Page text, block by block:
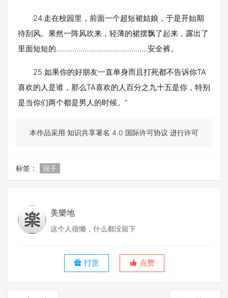
24.走在校园里，前面一个超短裙姑娘，于是开始期
待刮风。果然一阵风吹来，轻薄的裙摆飘了起来，露出了
里面短短的………………………………………安全裤。
25.如果你的好朋友一直单身而且打死都不告诉你TA
喜欢的人是谁，那么TA喜欢的人百分之九十五是你，特别
是当你们两个都是男人的时候。”
本作品采用 知识共享署名 4.0 国际许可协议 进行许可
标签： 段子
美樂地
这个人很懒，什么都没留下
打赏 点赞